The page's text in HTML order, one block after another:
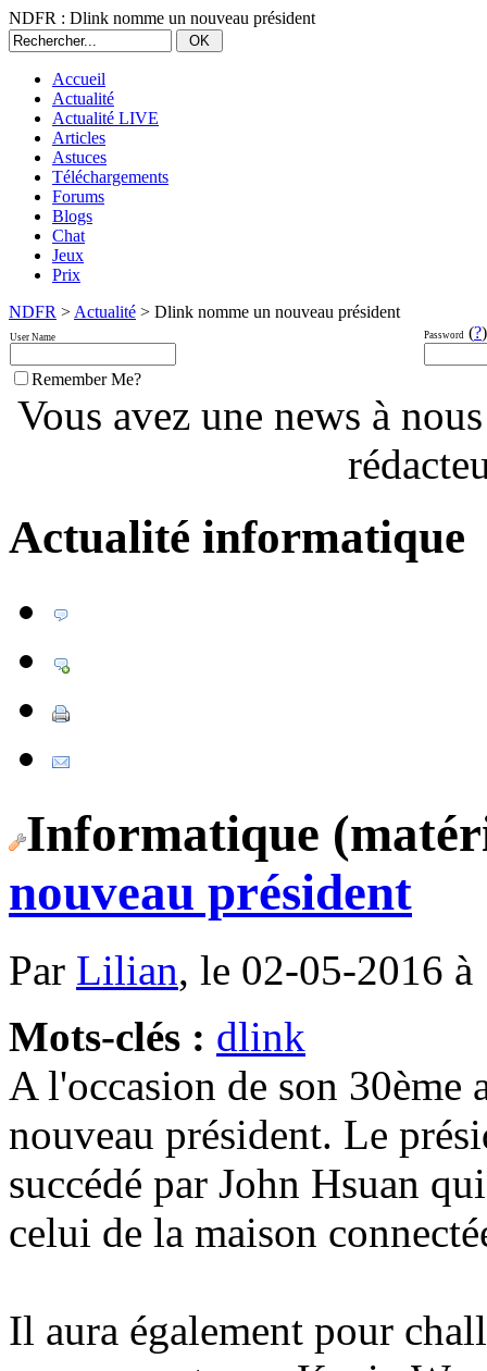
NDFR : Dlink nomme un nouveau président
Accueil
Actualité
Actualité LIVE
Articles
Astuces
Téléchargements
Forums
Blogs
Chat
Jeux
Prix
NDFR > Actualité > Dlink nomme un nouveau président
User Name Password (?)
Remember Me?
Vous avez une news à
Actualité informatique
Informatique
nouveau président
Par Lilian, le 02-05-2016 à
Mots-clés : dlink
A l'occasion de son
nouveau président. Le
succédé par John Hsuan
celui de la maison
Il aura également pour